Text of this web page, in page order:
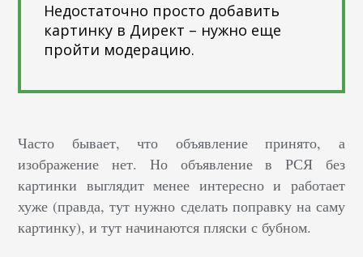
Недостаточно просто добавить
картинку в Директ – нужно еще
пройти модерацию.
Часто бывает, что объявление принято, а
изображение нет. Но объявление в РСЯ без
картинки выглядит менее интересно и работает
хуже (правда, тут нужно сделать поправку на саму
картинку), и тут начинаются пляски с бубном.